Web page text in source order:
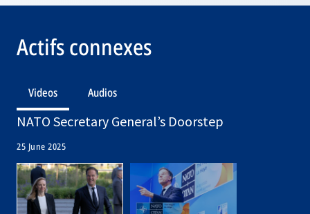
Actifs connexes
Videos Audios
NATO Secretary General’s Doorstep
25 June 2025